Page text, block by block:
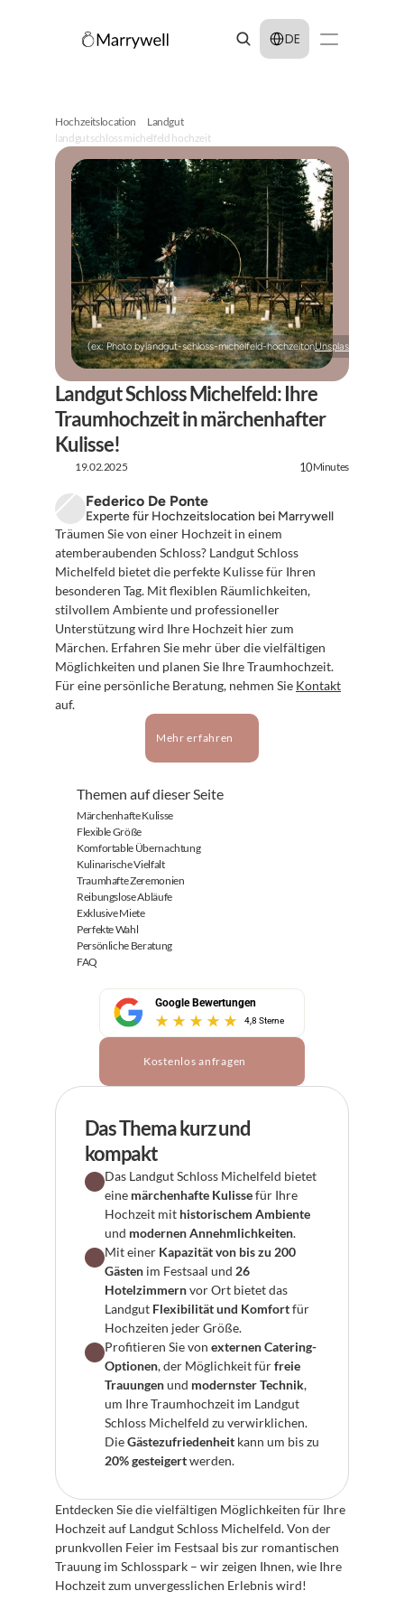
Select Language
DE
Hochzeitslocation
Landgut
landgut schloss michelfeld hochzeit
(ex: Photo bylandgut-schloss-michelfeld-hochzeitonUnsplash
Landgut Schloss Michelfeld: Ihre
Traumhochzeit in märchenhafter
Kulisse!
19.02.2025 10Minutes
Federico De Ponte
Experte für Hochzeitslocation bei Marrywell
Träumen Sie von einer Hochzeit in einem
atemberaubenden Schloss? Landgut Schloss
Michelfeld bietet die perfekte Kulisse für Ihren
besonderen Tag. Mit flexiblen Räumlichkeiten,
stilvollem Ambiente und professioneller
Unterstützung wird Ihre Hochzeit hier zum
Märchen. Erfahren Sie mehr über die vielfältigen
Möglichkeiten und planen Sie Ihre Traumhochzeit.
Für eine persönliche Beratung, nehmen Sie Kontakt
auf.
Mehr erfahren
Themen auf dieser Seite
Märchenhafte Kulisse
Flexible Größe
Komfortable Übernachtung
Kulinarische Vielfalt
Traumhafte Zeremonien
Reibungslose Abläufe
Exklusive Miete
Perfekte Wahl
Persönliche Beratung
FAQ
Google Bewertungen
4,8 Sterne
Kostenlos anfragen
Das Thema kurz und
kompakt
Das Landgut Schloss Michelfeld bietet
eine märchenhafte Kulisse für Ihre
Hochzeit mit historischem Ambiente
und modernen Annehmlichkeiten.
Mit einer Kapazität von bis zu 200
Gästen im Festsaal und 26
Hotelzimmern vor Ort bietet das
Landgut Flexibilität und Komfort für
Hochzeiten jeder Größe.
Profitieren Sie von externen Catering-
Optionen, der Möglichkeit für freie
Trauungen und modernster Technik,
um Ihre Traumhochzeit im Landgut
Schloss Michelfeld zu verwirklichen.
Die Gästezufriedenheit
20% gesteigert werden.
Entdecken Sie die vielfältigen Möglichkeiten für Ihre
Hochzeit auf Landgut Schloss Michelfeld. Von der
prunkvollen Feier im Festsaal bis zur romantischen
Trauung im Schlosspark – wir zeigen Ihnen, wie Ihre
Hochzeit zum unvergesslichen Erlebnis wird!